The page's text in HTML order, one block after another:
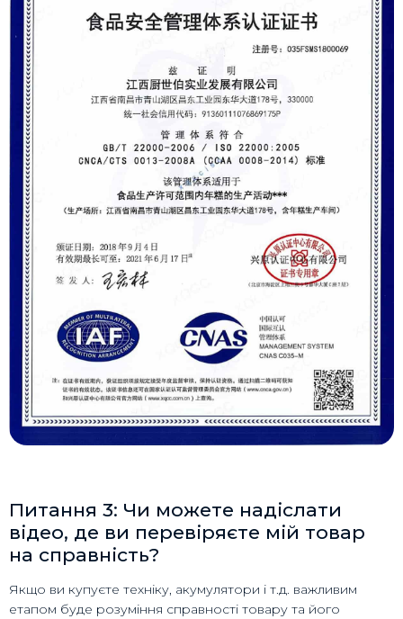
Питання 3: Чи можете надіслати
відео, де ви перевіряєте мій товар
на справність?
Якщо ви купуєте техніку, акумулятори і т.д. важливим
етапом буде розуміння справності товару та його